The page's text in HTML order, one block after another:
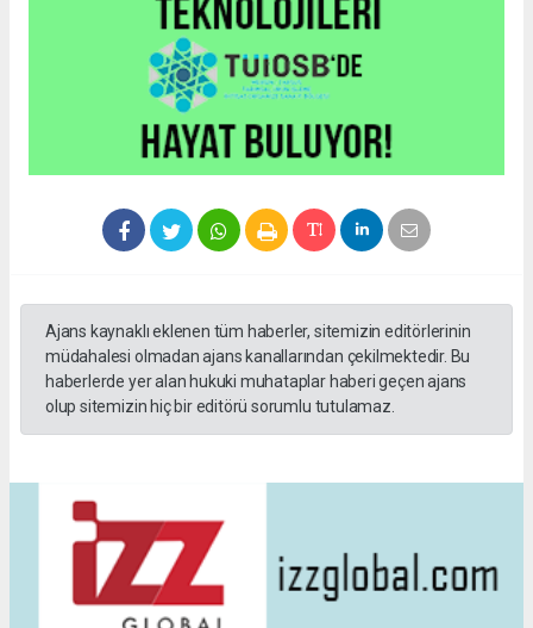
Ajans kaynaklı eklenen tüm haberler, sitemizin editörlerinin
müdahalesi olmadan ajans kanallarından çekilmektedir. Bu
haberlerde yer alan hukuki muhataplar haberi geçen ajans
olup sitemizin hiç bir editörü sorumlu tutulamaz.